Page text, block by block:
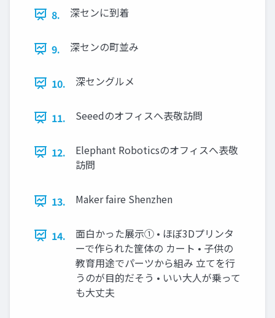
8. 深センに到着
9. 深センの町並み
10. 深セングルメ
11. Seeedのオフィスへ表敬訪問
12.
Elephant Roboticsのオフィスへ表敬
訪問
13. Maker faire Shenzhen
14.
面白かった展示① • ほぼ3Dプリンタ
ーで作られた筐体の カート • 子供の
教育用途でパーツから組み 立てを行
うのが目的だそう • いい大人が乗って
も大丈夫